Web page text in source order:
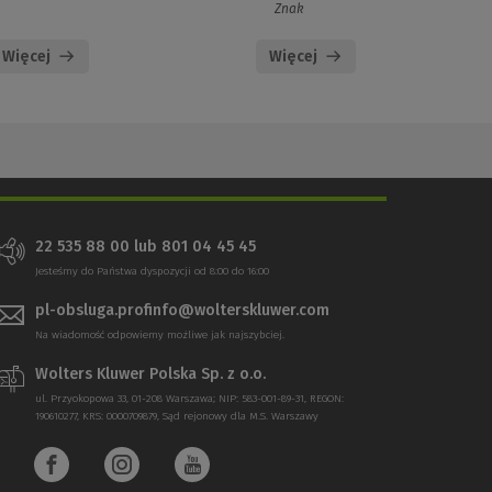
Więcej
Znak
Więcej
22 535 88 00 lub 801 04 45 45
Jesteśmy do Państwa dyspozycji od 8:00 do 16:00
pl-obsluga.profinfo@wolterskluwer.com
Na wiadomość odpowiemy możliwe jak najszybciej.
Wolters Kluwer Polska Sp. z o.o.
ul. Przyokopowa 33, 01-208 Warszawa; NIP: 583-001-89-31, REGON:
190610277, KRS: 0000709879, Sąd rejonowy dla M.S. Warszawy